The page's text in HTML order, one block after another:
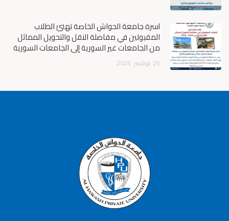
أسرة جامعة الحواش الخاصة تهنئ الطلاب
المقبولين في مفاضلة النقل والتحويل المماثل
من الجامعات غير السورية إلى الجامعات السورية
25 نوفمبر 2025